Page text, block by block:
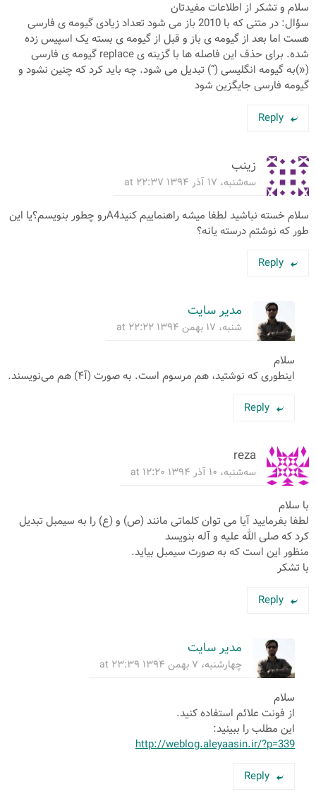
سلام و تشکر از اطلاعات مفیدتان
سؤال: در متنی که با 2010 باز می شود تعداد زیادی گیومه ی فارسی
هست اما بعد از گیومه ی باز و قبل از گیومه ی بسته یک اسپیس زده
شده. برای حذف این فاصله ها با گزینه ی replace گیومه ی فارسی
(«)به گیومه انگلیسی (“) تبدیل می شود. چه باید کرد که چنین نشود و
گیومه فارسی جایگزین شود
Reply
زینب
سه‌شنبه، ۱۷ آذر ۱۳۹۴ at ۲۲:۳۷
سلام خسته نباشید لطفا میشه راهنماییم کنیدA4رو چطور بنویسم؟یا این
طور که نوشتم درسته یانه؟
Reply
مدیر سایت
شنبه، ۱۷ بهمن ۱۳۹۴ at ۲۲:۲۲
سلام
اینطوری که نوشتید، هم مرسوم است. به صورت (آ۴) هم می‌نویسند.
Reply
reza
سه‌شنبه، ۱۰ آذر ۱۳۹۴ at ۱۲:۲۰
با سلام
لطفا بفرمایید آیا می توان کلماتی مانند (ص) و (ع) را به سیمبل تبدیل
کرد که صلی الله علیه و آله بنویسد
منظور این است که به صورت سیمبل بیاید.
با تشکر
Reply
مدیر سایت
چهارشنبه، ۷ بهمن ۱۳۹۴ at ۲۳:۳۹
سلام
از فونت علائم استفاده کنید.
این مطلب را ببینید:
http://weblog.aleyaasin.ir/?p=339
Reply